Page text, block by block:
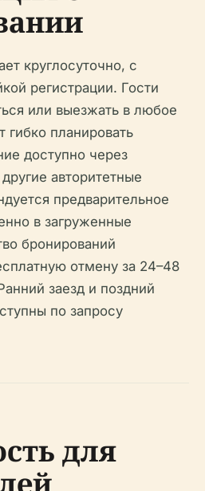
круглосуточно, с
регистрации. Гости
или выезжать в любое
гибко планировать
доступно через
авторитетные
предварительное
в загруженные
бронирований
отмену за 24–48
заезд и поздний
по запросу
для